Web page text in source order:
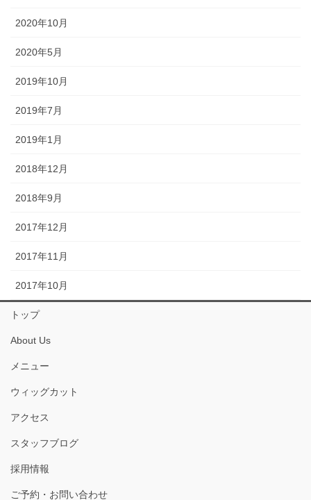
2020年10月
2020年5月
2019年10月
2019年7月
2019年1月
2018年12月
2018年9月
2017年12月
2017年11月
2017年10月
トップ
About Us
メニュー
ウィッグカット
アクセス
スタッフブログ
採用情報
ご予約・お問い合わせ